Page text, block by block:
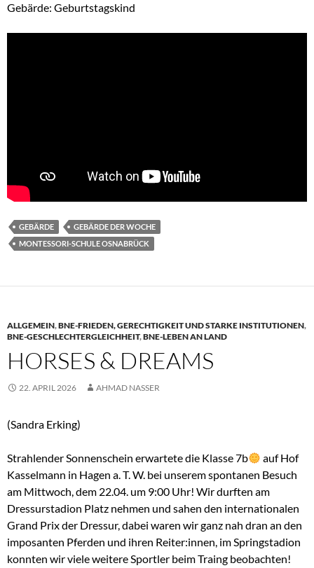
Gebärde: Geburtstagskind
GEBÄRDE
GEBÄRDE DER WOCHE
MONTESSORI-SCHULE OSNABRÜCK
ALLGEMEIN,BNE-FRIEDEN, GERECHTIGKEIT UND STARKE INSTITUTIONEN,
BNE-GESCHLECHTERGLEICHHEIT,BNE-LEBEN AN LAND
HORSES & DREAMS
22. APRIL 2026 AHMAD NASSER
(Sandra Erking)
Strahlender Sonnenschein erwartete die Klasse 7b
auf Hof
Kasselmann in Hagen a. T. W. bei unserem spontanen Besuch
am Mittwoch, dem 22.04. um 9:00 Uhr! Wir durften am
Dressurstadion Platz nehmen und sahen den internationalen
Grand Prix der Dressur, dabei waren wir ganz nah dran an den
imposanten Pferden und ihren Reiter:innen, im Springstadion
konnten wir viele weitere Sportler beim Traing beobachten!